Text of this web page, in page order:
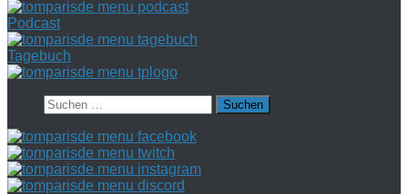
Podcast
Tagebuch
Suchen
nach: